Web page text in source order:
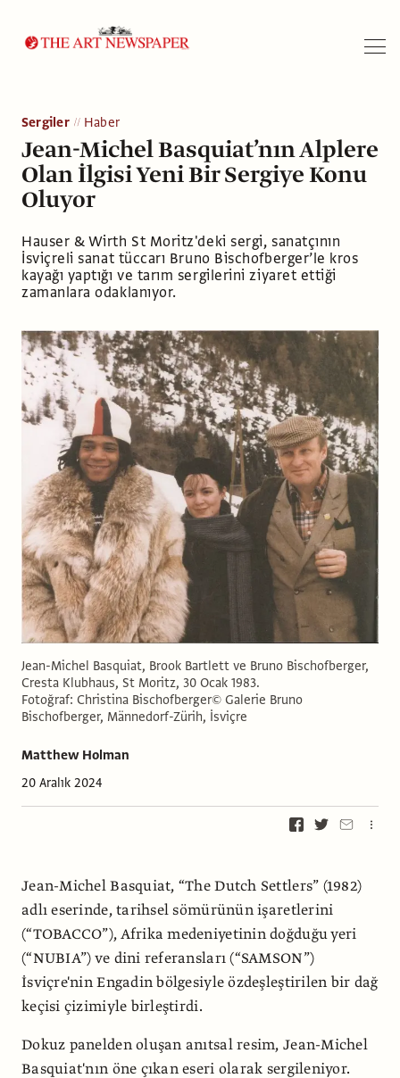
Sergiler Haber
Jean-Michel Basquiat’nın Alplere
Olan İlgisi Yeni Bir Sergiye Konu
Oluyor
Hauser & Wirth St Moritz'deki sergi, sanatçının
İsviçreli sanat tüccarı Bruno Bischofberger’le kros
kayağı yaptığı ve tarım sergilerini ziyaret ettiği
zamanlara odaklanıyor.
Matthew Holman
20 Aralık 2024
Jean-Michel Basquiat, Brook Bartlett ve Bruno Bischofberger,
Cresta Klubhaus, St Moritz, 30 Ocak 1983.
Fotoğraf: Christina Bischofberger© Galerie Bruno
Bischofberger, Männedorf-Zürih, İsviçre
Jean-Michel Basquiat, “The Dutch Settlers” (1982)
adlı eserinde, tarihsel sömürünün işaretlerini
(“TOBACCO”), Afrika medeniyetinin doğduğu yeri
(“NUBIA”) ve dini referansları (“SAMSON”)
İsviçre'nin Engadin bölgesiyle özdeşleştirilen bir dağ
keçisi çizimiyle birleştirdi.
Dokuz panelden oluşan anıtsal resim, Jean-Michel
Basquiat'nın öne çıkan eseri olarak sergileniyor.